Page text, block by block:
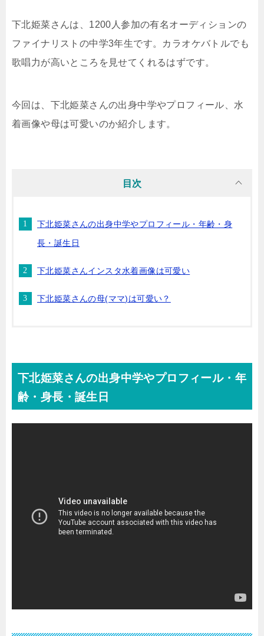
下北姫菜さんは、1200人参加の有名オーディションの
ファイナリストの中学3年生です。カラオケバトルでも
歌唱力が高いところを見せてくれるはずです。
今回は、下北姫菜さんの出身中学やプロフィール、水
着画像や母は可愛いのか紹介します。
目次
下北姫菜さんの出身中学やプロフィール・年齢・身
長・誕生日
下北姫菜さんインスタ水着画像は可愛い
下北姫菜さんの母(ママ)は可愛い？
下北姫菜さんの出身中学やプロフィール・年
齢・身長・誕生日